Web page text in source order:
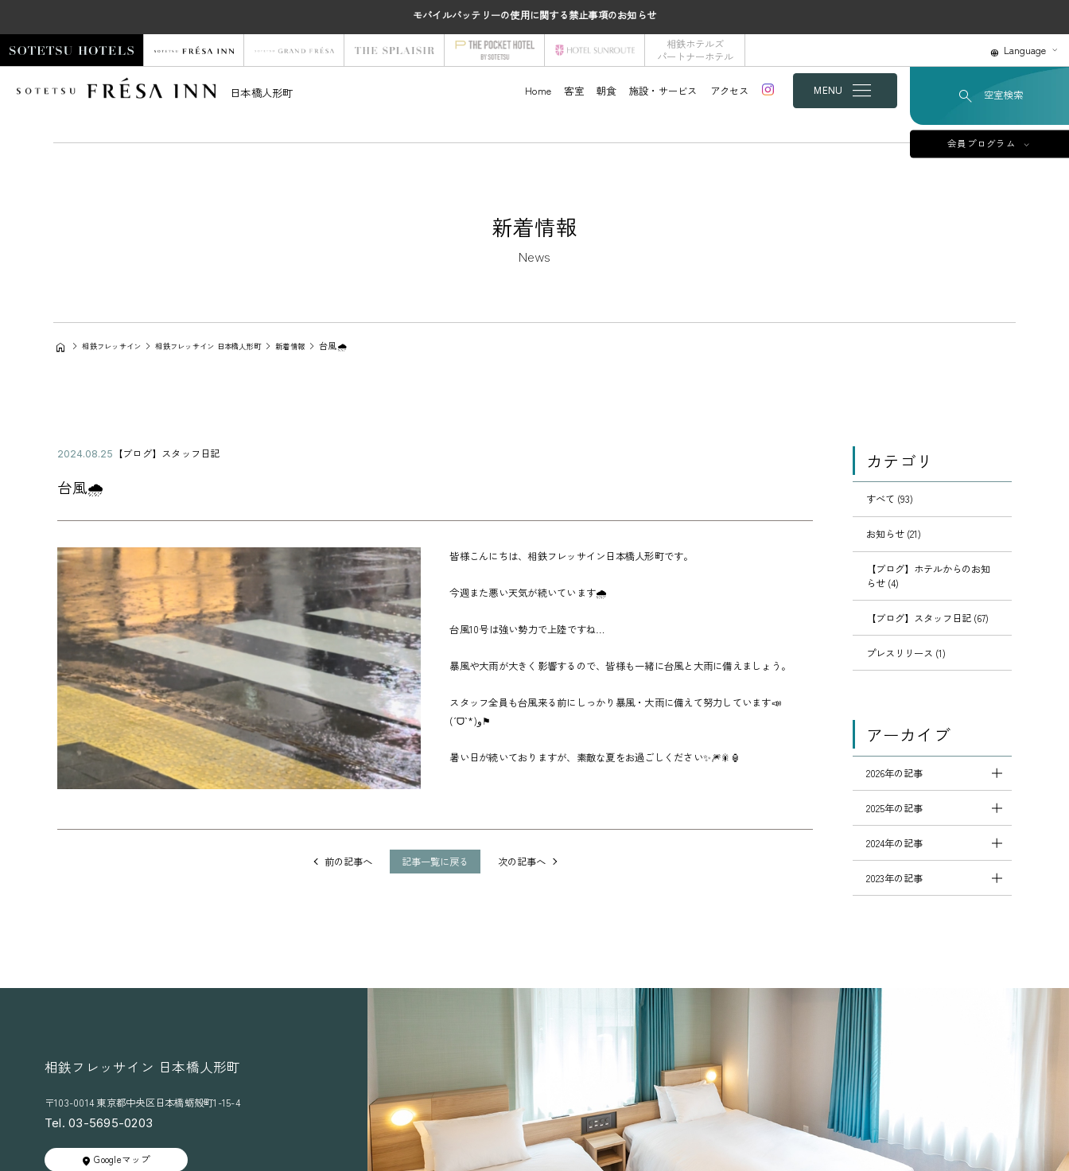
モバイルバッテリーの使用に関する禁止事項のお知らせ
相鉄ホテルズ
パートナーホテル
Language
日本橋人形町 Home 客室 朝食 施設・サービス アクセス MENU 空室検索
会員プログラム
新着情報
News
相鉄フレッサイン 相鉄フレッサイン 日本橋人形町 新着情報 台風🌧️
台風🌧️
公
日
2
2
4
0
月
2
5
日
カ
ゴ
ー
【ブログ】スタッフ日記
皆様こんにちは、相鉄フレッサイン日本橋人形町です。
今週また悪い天気が続いています🌧️
台風10号は強い勢力で上陸ですね…
暴風や大雨が大きく影響するので、皆様も一緒に台風と大雨に備えましょう。
スタッフ全員も台風来る前にしっかり暴風・大雨に備えて努力しています📣
(ˊᗜˋ*)و⚑
暑い日が続いておりますが、素敵な夏をお過ごしください✨🎆🎇🏮
前の記事へ 記事一覧に戻る 次の記事へ
カテゴリ
すべて (93)
お知らせ (21)
【ブログ】ホテルからのお知
らせ (4)
【ブログ】スタッフ日記 (67)
プレスリリース (1)
アーカイブ
2026年の記事
2025年の記事
2024年の記事
2023年の記事
相鉄フレッサイン 日本橋人形町
〒103-0014 東京都中央区日本橋蛎殻町1-15-4
Tel. 03-5695-0203
Googleマップ